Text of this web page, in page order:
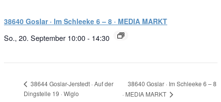
38640 Goslar · Im Schleeke 6 – 8 · MEDIA MARKT
So., 20. September 10:00- 14:30
38644 Goslar-Jerstedt · Auf der
Dingstelle 19 · Wiglo
38640 Goslar · Im Schleeke 6 – 8
· MEDIA MARKT